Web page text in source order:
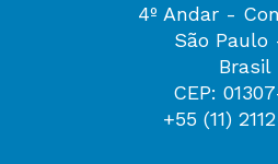
4º Andar -
São Paulo
Brasil
CEP:
+55 (11)